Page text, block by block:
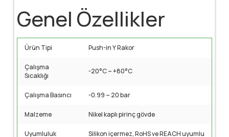
Genel Özellikler
Ürün Tipi Push-in Y Rakor
Çalışma
Sıcaklığı
-20°C ~ +80°C
Çalışma Basıncı -0.99 ~ 20 bar
Malzeme Nikel kaplı pirinç gövde
Uyumluluk Silikon içermez, RoHS ve REACH uyumlu